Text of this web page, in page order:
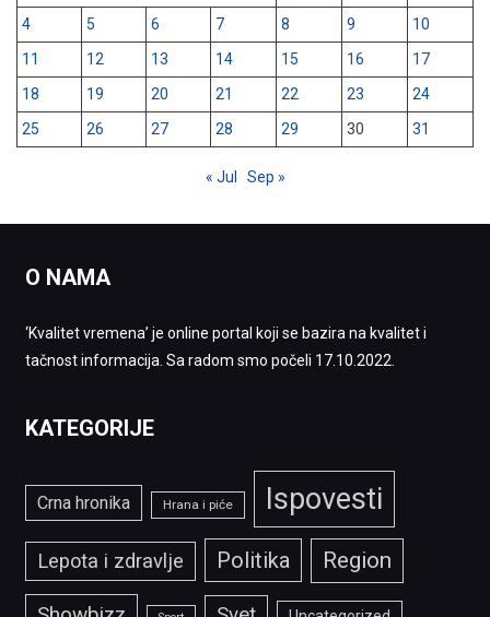
4
5 6 7 8 9
10
11
12 13 14 15 16
17
18
19 20 21 22 23
24
25
26 27 28 29 30 31
« Jul Sep »
O NAMA
‘Kvalitet vremena’ je online portal koji se bazira na kvalitet i
tačnost informacija. Sa radom smo počeli 17.10.2022.
KATEGORIJE
Crna hronika Hrana i piće Ispovesti
Lepota i zdravlje Politika Region